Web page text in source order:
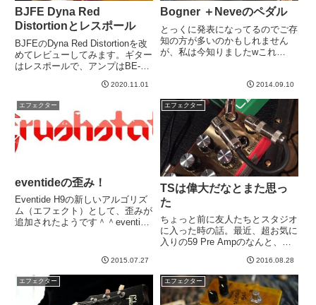
BJFE Dyna Red
Distortionとレスポール
BJFEのDyna Red Distortionを改
めてレビューしてみます。ギター
はレスポールで、アンプはBE-
DRD（Dyna Red Distortion）をつ
ないでいます。まずは動画DRD
の感想ゲインやトー...
2020.11.01
Bogner ＋Neveのペダル
とっくに発表になってるのでご存
知の方が多いのかもしれません
が、私は今知りましたwこれ
ィングされると私なぞは弱いです
wこの路線とはつまり、スタジオ
のミキシング機器の技術とかブラ
ンド力...
2014.09.10
エフェクター
eventideの歪み！
Eventide H9の新しいアルゴリズ
ム（エフェクト）として、歪みが
追加されたようです＾＾eventide
なファズ、ブルースの甘いオーバ
な。。。しかも、...
2015.07.27
エフェクター
TSは偉大だなとまた思っ
た
ちょっと前に友人たちとスタジオ
に入った時の話。最近、超お気に
入りの59 Pre Ampのなんと、赤
いなあ。さて、これをJCにつな
いでいたのですが、これまた友人
所有のTSでプッシュ。うむむ！
JCの硬さみたいなのが...
2016.08.28
エフェクター エフェクター